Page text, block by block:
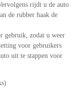
rijdt u de auto
de rubber haak de
gebruik, zodat u weer
voor gebruikers
uit te stappen voor